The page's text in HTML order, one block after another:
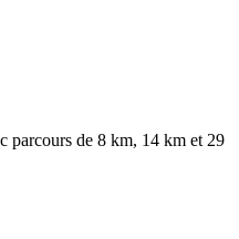
parcours de 8 km, 14 km et 29